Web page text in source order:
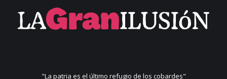
"La patria es el último refugio de los cobardes"